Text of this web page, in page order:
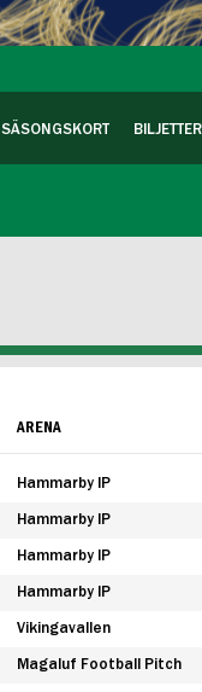
SÄSONGSKORT BILJETTER
ARENA
Hammarby IP
Hammarby IP
Hammarby IP
Hammarby IP
Vikingavallen
Magaluf Football Pitch